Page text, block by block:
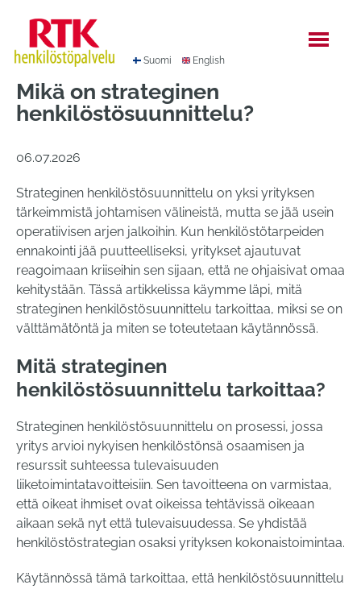
sisältöön
Suomi English
Mikä on strateginen
henkilöstösuunnittelu?
06.07.2026
Strateginen henkilöstösuunnittelu on yksi yrityksen
tärkeimmistä johtamisen välineistä, mutta se jää usein
operatiivisen arjen jalkoihin. Kun henkilöstötarpeiden
ennakointi jää puutteelliseksi, yritykset ajautuvat
reagoimaan kriiseihin sen sijaan, että ne ohjaisivat omaa
kehitystään. Tässä artikkelissa käymme läpi, mitä
strateginen henkilöstösuunnittelu tarkoittaa, miksi se on
välttämätöntä ja miten se toteutetaan käytännössä.
Mitä strateginen
henkilöstösuunnittelu tarkoittaa?
Strateginen henkilöstösuunnittelu on prosessi, jossa
yritys arvioi nykyisen henkilöstönsä osaamisen ja
resurssit suhteessa tulevaisuuden
liiketoimintatavoitteisiin. Sen tavoitteena on varmistaa,
että oikeat ihmiset ovat oikeissa tehtävissä oikeaan
aikaan sekä nyt että tulevaisuudessa. Se yhdistää
henkilöstöstrategian osaksi yrityksen kokonaistoimintaa.
Käytännössä tämä tarkoittaa, että henkilöstösuunnittelu